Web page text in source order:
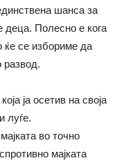
шанса за
деца. Полесно е кога
ќе се избориме да
развод.
ја осетив на своја
луѓе.
во точно
мајката